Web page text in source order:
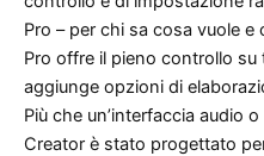
Pro – per chi sa cosa vuole
Pro offre il pieno controllo
aggiunge opzioni di
Più che un’interfaccia audio
Creator è stato progettato